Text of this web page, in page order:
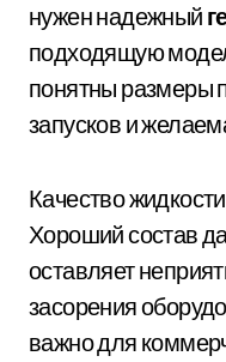
нужен надежный
подходящую
понятны размеры
запусков и
Качество
Хороший состав
оставляет
засорения
важно для